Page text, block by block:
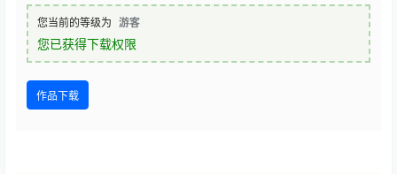
您当前的等级为 游客
您已获得下载权限
作品下载